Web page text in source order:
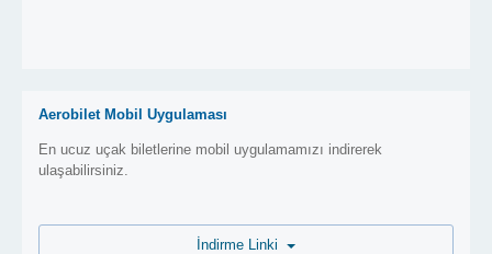
Aerobilet Mobil Uygulaması
En ucuz uçak biletlerine mobil uygulamamızı indirerek
ulaşabilirsiniz.